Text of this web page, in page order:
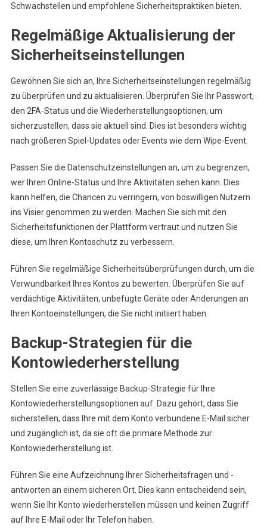
Schwachstellen und empfohlene Sicherheitspraktiken bieten.
Regelmäßige Aktualisierung der
Sicherheitseinstellungen
Gewöhnen Sie sich an, Ihre Sicherheitseinstellungen regelmäßig
zu überprüfen und zu aktualisieren. Überprüfen Sie Ihr Passwort,
den 2FA-Status und die Wiederherstellungsoptionen, um
sicherzustellen, dass sie aktuell sind. Dies ist besonders wichtig
nach größeren Spiel-Updates oder Events wie dem Wipe-Event.
Passen Sie die Datenschutzeinstellungen an, um zu begrenzen,
wer Ihren Online-Status und Ihre Aktivitäten sehen kann. Dies
kann helfen, die Chancen zu verringern, von böswilligen Nutzern
ins Visier genommen zu werden. Machen Sie sich mit den
Sicherheitsfunktionen der Plattform vertraut und nutzen Sie
diese, um Ihren Kontoschutz zu verbessern.
Führen Sie regelmäßige Sicherheitsüberprüfungen durch, um die
Verwundbarkeit Ihres Kontos zu bewerten. Überprüfen Sie auf
verdächtige Aktivitäten, unbefugte Geräte oder Änderungen an
Ihren Kontoeinstellungen, die Sie nicht initiiert haben.
Backup-Strategien für die
Kontowiederherstellung
Stellen Sie eine zuverlässige Backup-Strategie für Ihre
Kontowiederherstellungsoptionen auf. Dazu gehört, dass Sie
sicherstellen, dass Ihre mit dem Konto verbundene E-Mail sicher
und zugänglich ist, da sie oft die primäre Methode zur
Kontowiederherstellung ist.
Führen Sie eine Aufzeichnung Ihrer Sicherheitsfragen und -
antworten an einem sicheren Ort. Dies kann entscheidend sein,
wenn Sie Ihr Konto wiederherstellen müssen und keinen Zugriff
auf Ihre E-Mail oder Ihr Telefon haben.